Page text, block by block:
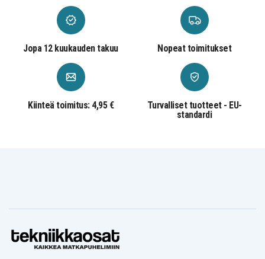
Jopa 12 kuukauden takuu Nopeat toimitukset
Kiinteä toimitus: 4,95 €
Turvalliset tuotteet - EU-
standardi